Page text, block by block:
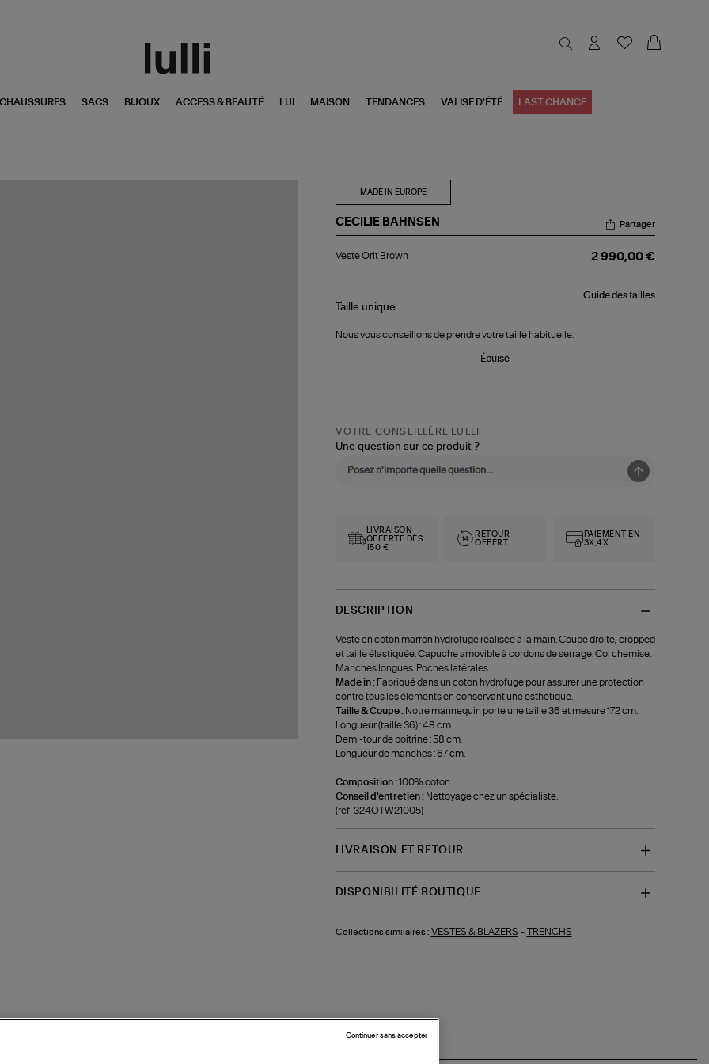
CHAUSSURES SACS BIJOUX ACCESS & BEAUTÉ LUI MAISON TENDANCES VALISE D'ÉTÉ LAST CHANCE
MADE IN EUROPE
CECILIE BAHNSEN
Orit
Partager
Veste Orit Brown 2 990,00 €
Guide des tailles
Taille unique
Nous vous conseillons de prendre votre taille habituelle.
Épuisé
VOTRE CONSEILLÈRE LULLI
Une question sur ce produit ?
LIVRAISON
OFFERTE DÈS
150 €
RETOUR
OFFERT
PAIEMENT EN
3X,4X
DESCRIPTION
Veste en coton marron hydrofuge réalisée à la main. Coupe droite, cropped
et taille élastiquée. Capuche amovible à cordons de serrage. Col chemise.
Manches longues. Poches latérales.
Made in : Fabriqué dans un coton hydrofuge pour assurer une protection
contre tous les éléments en conservant une esthétique.
Taille & Coupe : Notre mannequin porte une taille 36 et mesure 172 cm.
Longueur (taille 36) : 48 cm.
Demi-tour de poitrine : 58 cm.
Longueur de manches : 67 cm.
Composition :100% coton.
Conseil d'entretien : Nettoyage chez un spécialiste.
(ref-324OTW21005)
LIVRAISON ET RETOUR
DISPONIBILITÉ BOUTIQUE
Collections similaires : VESTES & BLAZERS - TRENCHS
Continuer sans accepter